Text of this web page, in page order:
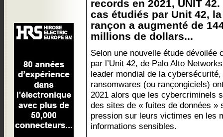
records en 2021, UNIT
cas étudiés par Unit 42,
rançon a augmenté de
millions de dollars...
Selon une nouvelle étude dévoilée
par l’Unit 42, de Palo Alto
leader mondial de la
ransomwares (ou rançongiciels)
2021 alors que les cybercriminels
des sites de « fuites de données »
pression sur leurs victimes en les
informations sensibles.